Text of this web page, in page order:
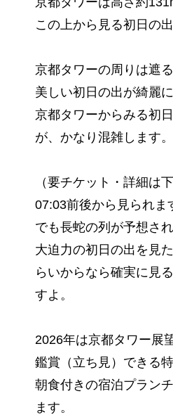
この上から見る初日の
京都タワーの周りは遮
美しい初日の出が綺麗に
京都タワーからみる初
が、かなり混雑します。
（要チケット・詳細は
07:03前後から見られま
でも長蛇の列が予想され
大迫力の初日の出を見
らいからなら確実に見
すよ。
2026年は京都タワー展
鑑賞（立ち見）できる
朝食付きの宿泊プラン
ます。